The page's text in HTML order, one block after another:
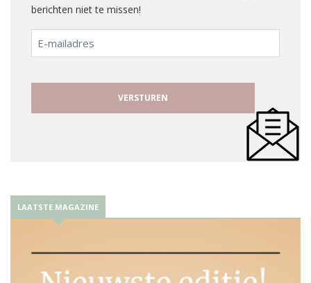
berichten niet te missen!
E-
mailadres
LAATSTE MAGAZINE